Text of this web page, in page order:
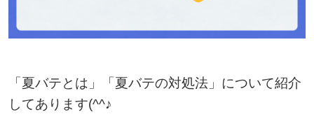
「夏バテとは」「夏バテの対処法」について紹介
してあります(^^♪